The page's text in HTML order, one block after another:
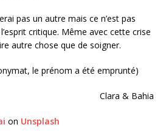
pas un autre mais ce n’est pas
critique. Même avec cette crise
autre chose que de soigner.
le prénom a été emprunté)
Clara & Bahia
on Unsplash